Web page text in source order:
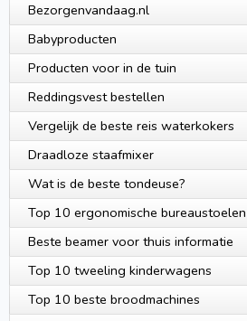
Bezorgenvandaag.nl
Babyproducten
Producten voor in de tuin
Reddingsvest bestellen
Vergelijk de beste reis waterkokers
Draadloze staafmixer
Wat is de beste tondeuse?
Top 10 ergonomische bureaustoelen
Beste beamer voor thuis informatie
Top 10 tweeling kinderwagens
Top 10 beste broodmachines